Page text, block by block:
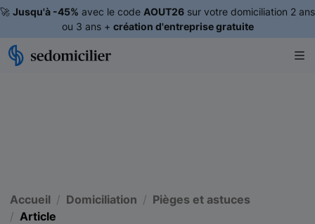
🚀 Jusqu'à -45% avec le code AOUT26 sur votre domiciliation 2 ans
ou 3 ans + création d'entreprise gratuite
Accueil Domiciliation
Pièges et astuces
Article